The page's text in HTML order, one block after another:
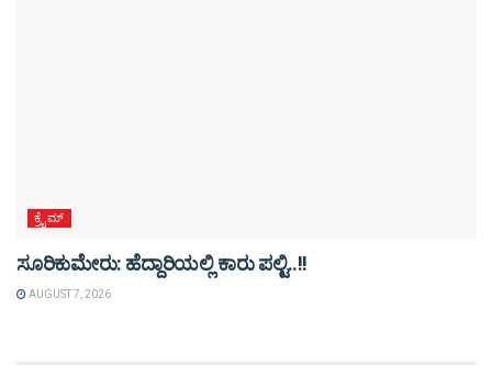
ಕ್ರೈಮ್
ಸೂರಿಕುಮೇರು: ಹೆದ್ದಾರಿಯಲ್ಲಿ ಕಾರು ಪಲ್ಟಿ..!!
AUGUST 7, 2026